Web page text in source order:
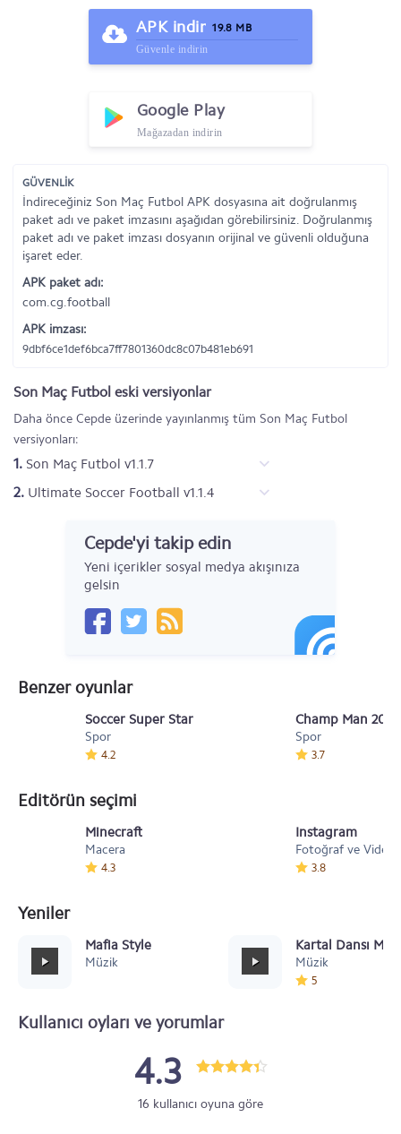
APK indir 19.8 MB
Güvenle indirin
Google Play
Mağazadan indirin
GÜVENLİK
İndireceğiniz Son Maç Futbol APK dosyasına ait doğrulanmış
paket adı ve paket imzasını aşağıdan görebilirsiniz. Doğrulanmış
paket adı ve paket imzası dosyanın orijinal ve güvenli olduğuna
işaret eder.
APK paket adı:
com.cg.football
APK imzası:
9dbf6ce1def6bca7ff7801360dc8c07b481eb691
Son Maç Futbol eski versiyonlar
Daha önce Cepde üzerinde yayınlanmış tüm Son Maç Futbol
versiyonları:
1. Son Maç Futbol v1.1.7
2. Ultimate Soccer Football v1.1.4
Cepde'yi takip edin
Yeni içerikler sosyal medya akışınıza
gelsin
Benzer oyunlar
Soccer Super Star
Spor
4.2
Champ Man 2015
Spor
3.7
Editörün seçimi
Minecraft
Macera
4.3
Instagram
Fotoğraf ve Video
3.8
Yeniler
Mafia Style
Müzik
Kartal Dansı
Müzik
5
Kullanıcı oyları ve yorumlar
4.3
16 kullanıcı oyuna göre